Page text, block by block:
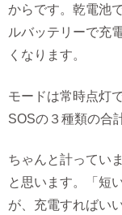
からです。乾電池
ルバッテリーで充
くなります。
モードは常時点灯
SOSの３種類の合
ちゃんと計ってい
と思います。「短
が、充電すればい